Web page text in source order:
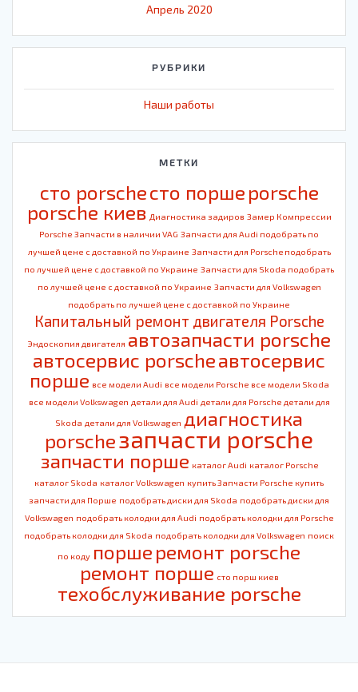
Апрель 2020
РУБРИКИ
Наши работы
МЕТКИ
cто porschecто порше porsche
porsche киев Диагностика задиров Замер Компрессии
Porsche Запчасти в наличии VAG Запчасти для Audi подобрать по
лучшей цене с доставкой по Украине Запчасти для Porsche подобрать
по лучшей цене с доставкой по Украине Запчасти для Skoda подобрать
по лучшей цене с доставкой по Украине Запчасти для Volkswagen
подобрать по лучшей цене с доставкой по Украине
Капитальный ремонт двигателя Porsche
Эндоскопия двигателя автозапчасти porsche
автосервис porscheавтосервис
порше все модели Audi все модели Porsche все модели Skoda
все модели Volkswagen детали для Audi детали для Porsche детали для
Skoda детали для Volkswagen диагностика
porscheзапчасти porsche
запчасти порше каталог Audi каталог Porsche
каталог Skoda каталог Volkswagen купить Запчасти Porsche купить
запчасти для Порше подобрать диски для Skoda подобрать диски для
Volkswagen подобрать колодки для Audi подобрать колодки для Porsche
подобрать колодки для Skoda подобрать колодки для Volkswagen поиск
по коду порше ремонт porsche
ремонт порше сто порш киев
техобслуживание porsche